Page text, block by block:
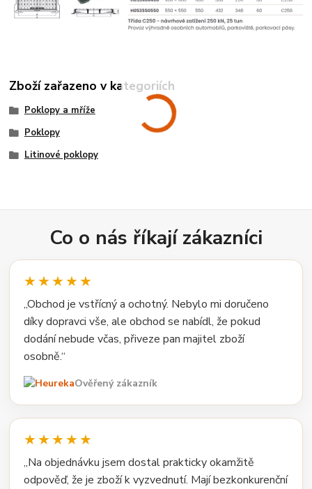
Zboží zařazeno v kategoriích
Poklopy a mříže
Poklopy
Litinové poklopy
Co o nás říkají zákazníci
★★★★★
„Obchod je vstřícný a ochotný. Nebylo mi doručeno
díky dopravci vše, ale obchod se nabídl, že pokud
dodání nebude včas, přiveze pan majitel zboží
osobně.“
Ověřený zákazník
★★★★★
„Na objednávku jsem dostal prakticky okamžitě
odpověď, že je zboží k vyzvednutí. Mají bezkonkurenční